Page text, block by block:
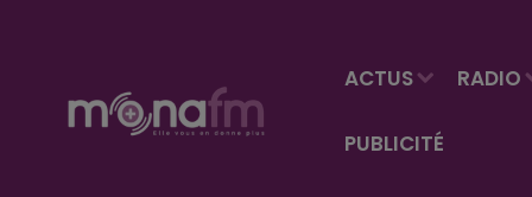
ACTUS RADIO
PUBLICITÉ